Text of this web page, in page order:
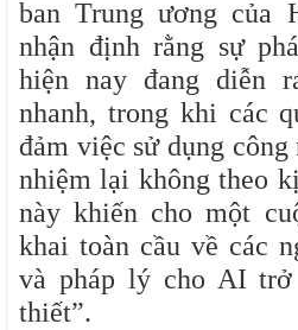
ban Trung ương của
nhận định rằng sự
hiện nay đang diễn
nhanh, trong khi các
đảm việc sử dụng công
nhiệm lại không theo
này khiến cho một
khai toàn cầu về các
và pháp lý cho AI trở
thiết”.